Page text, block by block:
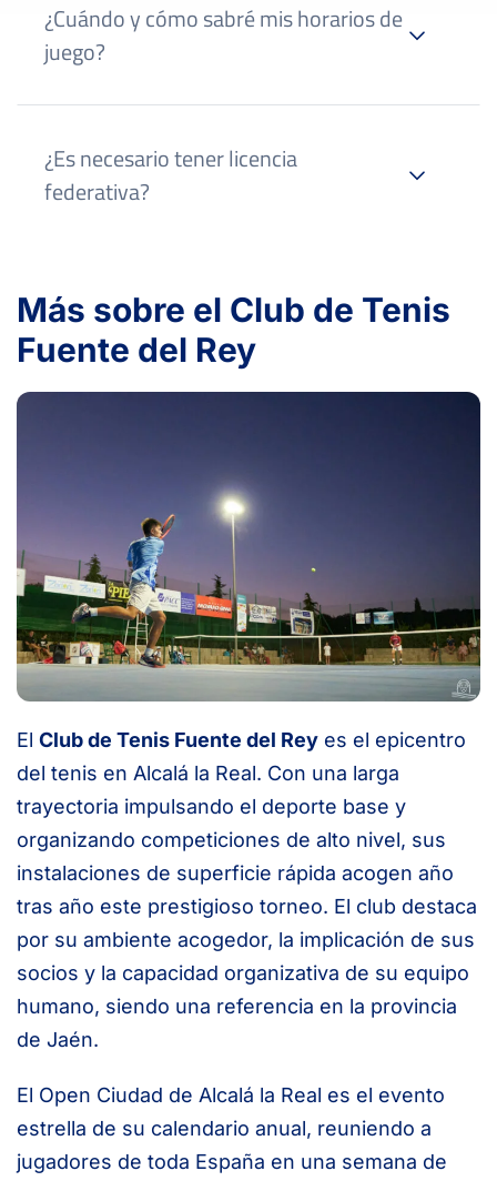
¿Cuándo y cómo sabré mis horarios de
juego?
¿Es necesario tener licencia
federativa?
Más sobre el Club de Tenis
Fuente del Rey
El Club de Tenis Fuente del Rey es el epicentro
del tenis en Alcalá la Real. Con una larga
trayectoria impulsando el deporte base y
organizando competiciones de alto nivel, sus
instalaciones de superficie rápida acogen año
tras año este prestigioso torneo. El club destaca
por su ambiente acogedor, la implicación de sus
socios y la capacidad organizativa de su equipo
humano, siendo una referencia en la provincia
de Jaén.
El Open Ciudad de Alcalá la Real es el evento
estrella de su calendario anual, reuniendo a
jugadores de toda España en una semana de